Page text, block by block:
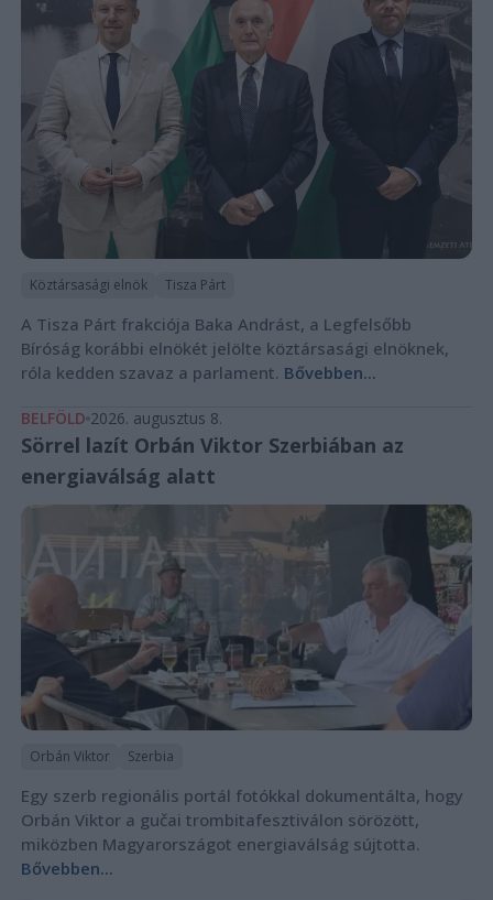
Köztársasági elnök Tisza Párt
A Tisza Párt frakciója Baka Andrást, a Legfelsőbb
Bíróság korábbi elnökét jelölte köztársasági elnöknek,
róla kedden szavaz a parlament. Bővebben...
BELFÖLD 2026. augusztus 8.
Sörrel lazít Orbán Viktor Szerbiában az
energiaválság alatt
Orbán Viktor Szerbia
Egy szerb regionális portál fotókkal dokumentálta, hogy
Orbán Viktor a gučai trombitafesztiválon sörözött,
miközben Magyarországot energiaválság sújtotta.
Bővebben...